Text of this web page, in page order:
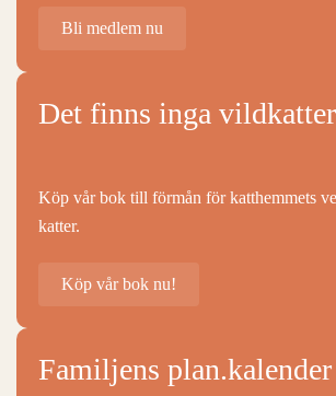
Bli medlem nu
Det finns inga
Köp vår bok till förmån för katthemmets
katter.
Köp vår bok nu!
Familjens